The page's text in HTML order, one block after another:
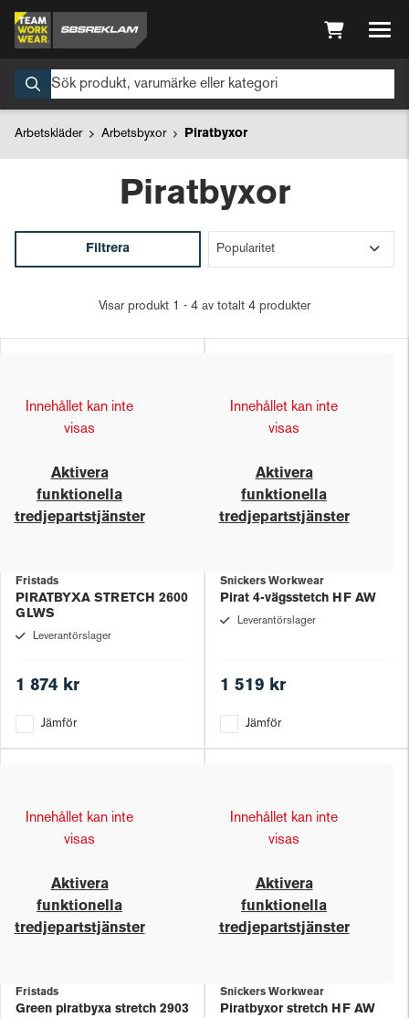
Arbetskläder Arbetsbyxor Piratbyxor
Piratbyxor
Filtrera
Visar produkt 1 - 4 av totalt 4 produkter
Innehållet kan inte
visas
Aktivera
funktionella
tredjepartstjänster
Fristads
PIRATBYXA STRETCH 2600
GLWS
Leverantörslager
1 874 kr
Jämför
Innehållet kan inte
visas
Aktivera
funktionella
tredjepartstjänster
Snickers Workwear
Pirat 4-vägsstetch HF AW
Leverantörslager
1 519 kr
Jämför
Innehållet kan inte
visas
Aktivera
funktionella
tredjepartstjänster
Fristads
Green piratbyxa stretch 2903
Innehållet kan inte
visas
Aktivera
funktionella
tredjepartstjänster
Snickers Workwear
Piratbyxor stretch HF AW